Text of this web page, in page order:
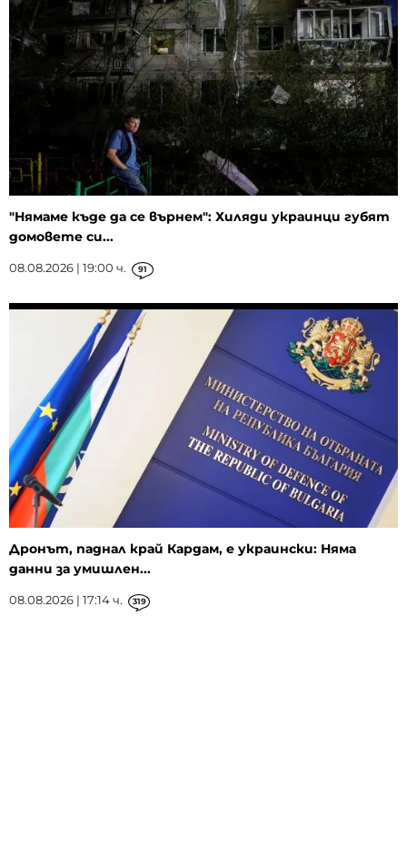
"Нямаме къде да се върнем": Хиляди украинци губят
домовете си...
08.08.2026 | 19:00 ч. 91
Дронът, паднал край Кардам, е украински: Няма
данни за умишлен...
08.08.2026 | 17:14 ч. 319